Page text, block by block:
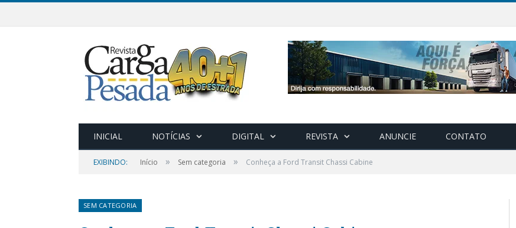
INICIAL NOTÍCIAS DIGITAL REVISTA ANUNCIE CONTATO
EXIBINDO: Início » Sem categoria » Conheça a Ford Transit Chassi Cabine
SEM CATEGORIA